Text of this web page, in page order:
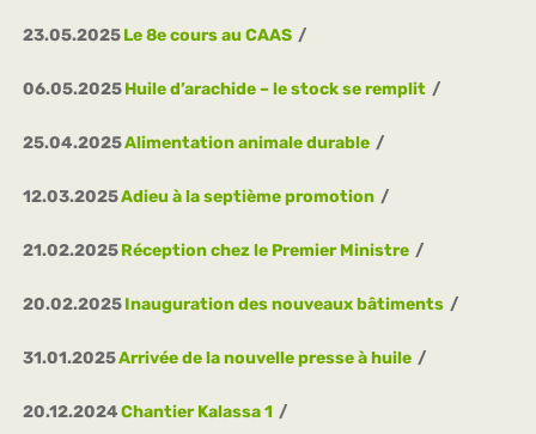
23.05.2025Le 8e cours au CAAS
06.05.2025Huile d’arachide – le stock se remplit
25.04.2025Alimentation animale durable
12.03.2025Adieu à la septième promotion
21.02.2025Réception chez le Premier Ministre
20.02.2025Inauguration des nouveaux bâtiments
31.01.2025Arrivée de la nouvelle presse à huile
20.12.2024Chantier Kalassa 1